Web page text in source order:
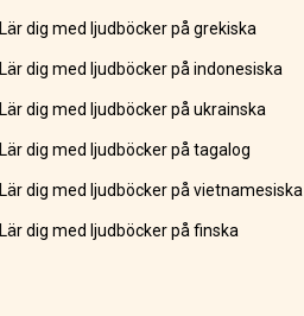
Lär dig med ljudböcker på grekiska
Lär dig med ljudböcker på indonesiska
Lär dig med ljudböcker på ukrainska
Lär dig med ljudböcker på tagalog
Lär dig med ljudböcker på vietnamesiska
Lär dig med ljudböcker på finska